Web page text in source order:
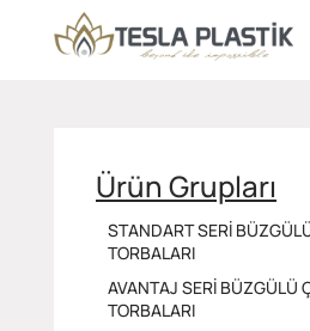
Ürün Grupları
STANDART SERİ
TORBALARI
AVANTAJ SERİ BÜZGÜLÜ
TORBALARI